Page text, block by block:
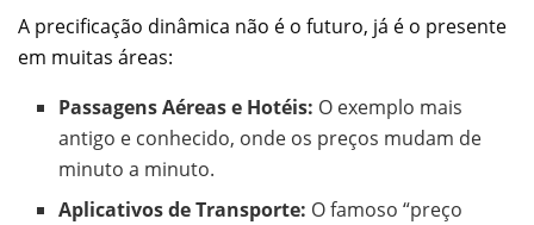
A precificação dinâmica não é o futuro, já é o presente
em muitas áreas:
Passagens Aéreas e Hotéis: O exemplo mais
antigo e conhecido, onde os preços mudam de
minuto a minuto.
Aplicativos de Transporte: O famoso “preço